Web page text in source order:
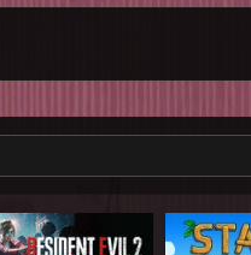
Per Month Per